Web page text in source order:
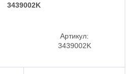
3439002K
Артикул:
3439002K